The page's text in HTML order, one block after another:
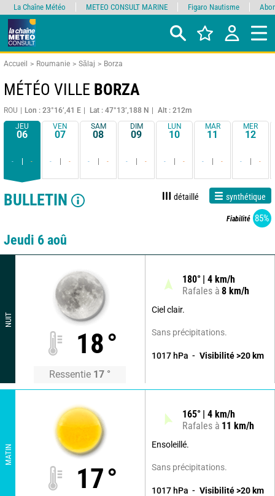
Accueil Roumanie Sălaj Borza
MÉTÉO VILLE BORZA
ROU Lon : 23°16’,41 E Lat : 47°13’,188 N
Alt : 212m
JEU
06
- -
VEN
07
- -
SAM
08
- -
DIM
09
- -
LUN
10
- -
MAR
11
- -
MER
12
- -
BULLETIN détaillé synthétique
Fiabilité 85%
Jeudi 6 aoû
NUIT
18°
Ressentie 17 °
180° 4 km/h
Rafales à 8 km/h
Ciel clair.
Sans précipitations.
1017 hPa Visibilité >20 km
MATIN
17°
165° 4 km/h
Rafales à 11 km/h
Ensoleillé.
Sans précipitations.
1017 hPa Visibilité >20 km
La Chaîne Météo METEO CONSULT MARINE Figaro Nautisme